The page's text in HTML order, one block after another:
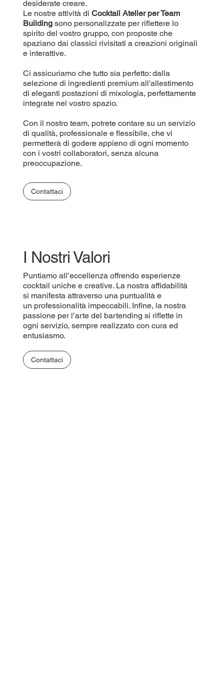
desiderate creare.
Le nostre attività di Cocktail Atelier per Team
Buildingsono personalizzate per riflettere lo
spirito del vostro gruppo, con proposte che
spaziano dai classici rivisitati a creazioni originali
e interattive.
Ci assicuriamo che tutto sia perfetto: dalla
selezione di ingredienti premium all'allestimento
di eleganti postazioni di mixologia, perfettamente
integrate nel vostro spazio.
Con il nostro team, potrete contare su un servizio
di qualità, professionale e flessibile, che vi
permetterà di godere appieno di ogni momento
con i vostri collaboratori, senza alcuna
preoccupazione.
Contattaci
I Nostri Valori
Puntiamo all’eccellenza offrendo esperienze
cocktail uniche e creative. La nostra affidabilità
si manifesta attraverso una puntualità e
un professionalità impeccabili. Infine, la nostra
passione per l’arte del bartending si riflette in
ogni servizio, sempre realizzato con cura ed
entusiasmo.
Contattaci